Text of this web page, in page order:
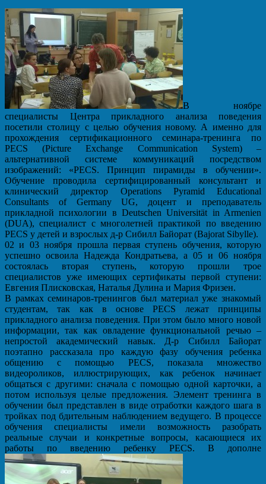
В ноябре
специалисты Центра прикладного анализа поведения
посетили столицу с целью обучения новому. А именно для
прохождения сертификационного семинара-тренинга по
PECS (Picture Exchange Communication System) –
альтернативной системе коммуникаций посредством
изображений: «PECS. Принцип пирамиды в обучении».
Обучение проводила сертифицированный консультант и
клинический директор Operations Pyramid Educational
Consultants of Germany UG, доцент и преподаватель
прикладной психологии в Deutschen Universität in Armenien
(DUA), специалист с многолетней практикой по введению
PECS у детей и взрослых д-р Сибилл Байорат (Bajorat Sibylle).
02 и 03 ноября прошла первая ступень обучения, которую
успешно освоила Надежда Кондратьева, а 05 и 06 ноября
состоялась вторая ступень, которую прошли трое
специалистов уже имеющих сертификаты первой ступени:
Евгения Плисковская, Наталья Дулина и Мария Фризен.
В рамках семинаров-тренингов был материал уже знакомый
студентам, так как в основе PECS лежат принципы
прикладного анализа поведения. При этом было много новой
информации, так как овладение функциональной речью –
непростой академический навык. Д-р Сибилл Байорат
поэтапно рассказала про каждую фазу обучения ребенка
общению с помощью PECS, показала множество
видеороликов, иллюстрирующих, как ребенок начинает
общаться с другими: сначала с помощью одной карточки, а
потом используя целые предложения. Элемент тренинга в
обучении был представлен в виде отработки каждого шага в
тройках под бдительным наблюдением ведущего. В процессе
обучения специалисты имели возможность разобрать
реальные случаи и конкретные вопросы, касающиеся их
работы по введению ребенку PECS. В дополне